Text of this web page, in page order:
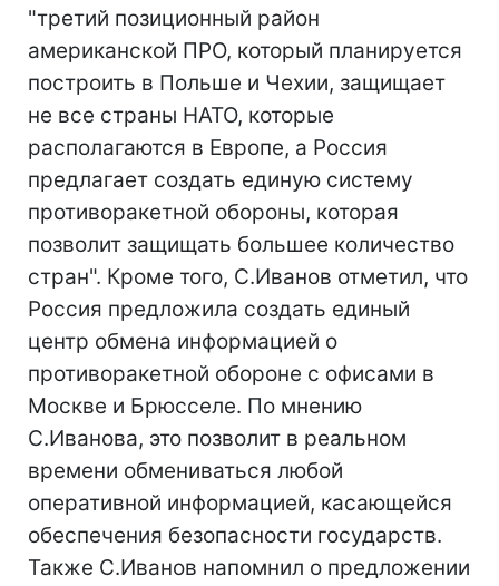
"третий позиционный район
американской ПРО, который планируется
построить в Польше и Чехии, защищает
не все страны НАТО, которые
располагаются в Европе, а Россия
предлагает создать единую систему
противоракетной обороны, которая
позволит защищать большее количество
стран". Кроме того, С.Иванов отметил, что
Россия предложила создать единый
центр обмена информацией о
противоракетной обороне с офисами в
Москве и Брюсселе. По мнению
С.Иванова, это позволит в реальном
времени обмениваться любой
оперативной информацией, касающейся
обеспечения безопасности государств.
Также С.Иванов напомнил о предложении